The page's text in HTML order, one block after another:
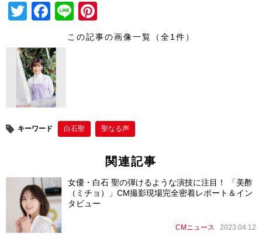
T
tt
er
F
c
e
b
o
o
k
Li
n
nt
この記事の画像一覧（全1件）
キーワード 白石聖 聖なる声
関連記事
女優・白石 聖の弾けるような演技に注目！ 「美酢
（ミチョ）」CM撮影現場完全密着レポート＆イン
タビュー
CMニュース 2023.04.12